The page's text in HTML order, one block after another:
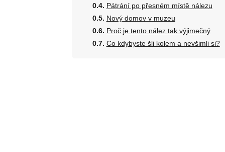
Pátrání po přesném místě nálezu
Nový domov v muzeu
Proč je tento nález tak výjimečný
Co kdybyste šli kolem a nevšimli si?